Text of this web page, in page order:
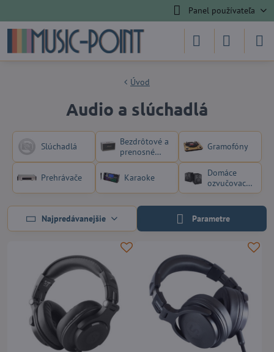
Panel používateľa
Úvod
Audio a slúchadlá
Slúchadlá
Bezdrôtové a
prenosné
reproduktory
Gramofóny
Prehrávače Karaoke
Domáce
ozvučovacie
systémy
Najpredávanejšie Parametre